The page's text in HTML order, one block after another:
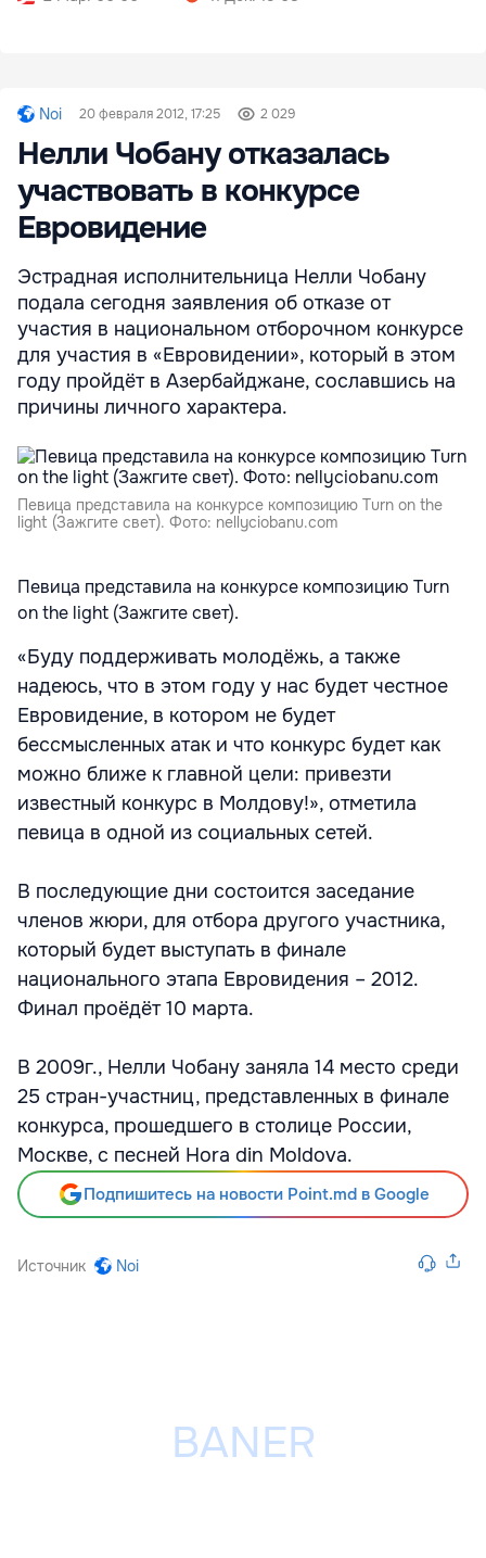
Noi 20 февраля 2012, 17:25 2 029
Нелли Чобану отказалась
участвовать в конкурсе
Евровидение
Эстрадная исполнительница Нелли Чобану
подала сегодня заявления об отказе от
участия в национальном отборочном конкурсе
для участия в «Евровидении», который в этом
году пройдёт в Азербайджане, сославшись на
причины личного характера.
Певица представила на конкурсе композицию Turn on the
light (Зажгите свет). Фото: nellyciobanu.com
Певица представила на конкурсе композицию Turn
on the light (Зажгите свет).
«Буду поддерживать молодёжь, а также
надеюсь, что в этом году у нас будет честное
Евровидение, в котором не будет
бессмысленных атак и что конкурс будет как
можно ближе к главной цели: привезти
известный конкурс в Молдову!», отметила
певица в одной из социальных сетей.
В последующие дни состоится заседание
членов жюри, для отбора другого участника,
который будет выступать в финале
национального этапа Евровидения – 2012.
Финал проёдёт 10 марта.
В 2009г., Нелли Чобану заняла 14 место среди
25 стран-участниц, представленных в финале
конкурса, прошедшего в столице России,
Москве, с песней Hora din Moldova.
Подпишитесь на новости Point.md в Google
Источник Noi